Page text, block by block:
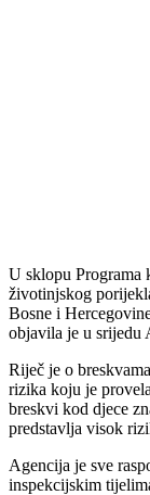
U sklopu Programa
životinjskog
Bosne i
objavila je u srijedu
Riječ je o
rizika koju je
breskvi kod djece
predstavlja visok
Agencija je sve
inspekcijskim